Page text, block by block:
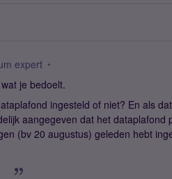
expert
je bedoelt.
ingesteld of niet? En als
aangegeven dat het
(bv 20 augustus) geleden hebt